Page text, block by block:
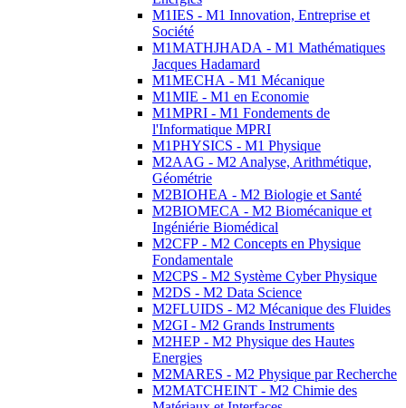
M1IES - M1 Innovation, Entreprise et
Société
M1MATHJHADA - M1 Mathématiques
Jacques Hadamard
M1MECHA - M1 Mécanique
M1MIE - M1 en Economie
M1MPRI - M1 Fondements de
l'Informatique MPRI
M1PHYSICS - M1 Physique
M2AAG - M2 Analyse, Arithmétique,
Géométrie
M2BIOHEA - M2 Biologie et Santé
M2BIOMECA - M2 Biomécanique et
Ingéniérie Biomédical
M2CFP - M2 Concepts en Physique
Fondamentale
M2CPS - M2 Système Cyber Physique
M2DS - M2 Data Science
M2FLUIDS - M2 Mécanique des Fluides
M2GI - M2 Grands Instruments
M2HEP - M2 Physique des Hautes
Energies
M2MARES - M2 Physique par Recherche
M2MATCHEINT - M2 Chimie des